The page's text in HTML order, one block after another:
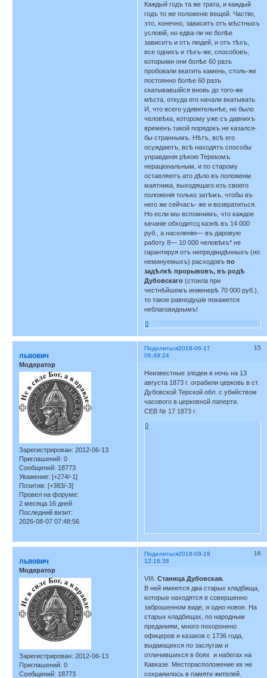
Каждый годъ та же трата, и каждый
годъ то же положеніе вещей. Частію,
это, конечно, зависитъ отъ мѣстныхъ
условій, но едва-ли не болѣе
зависитъ и отъ людей, и отъ тѣхъ,
все однихъ и тѣхъ-же, способовъ,
которыми они болѣе 60 разъ
пробовали вкатить камень, столь-же
постоянно болѣе 60 разъ
скатывавшійся вновь до того-же
мѣста, откуда его начали вкатывать.
И, что всего удивительнѣе, не было
человѣка, которому уже съ давнихъ
временъ такой порядокъ не казался-
бы страннымъ. Нѣтъ, всѣ его
осуждаютъ, всѣ находятъ способы
управденія рѣкою Терекомъ
нераціональным, и по старому
оставляютъ ато дѣло въ положеніи
маятника, выходящаго изъ своего
положенія только затѣмъ, чтобы въ
него же сейчасъ- же и возвратиться.
Но если мы вспомнимъ, что каждое
качаніе обходитсц казнѣ въ 14 000
руб., а населенію— въ даровую
работу 8— 10 000 человѣкъ* не
гарантируя отъ непредвидѣнныхъ (но
неминуемыхъ) расходовъ по
задѣлкѣ прорывовъ, въ родѣ
Дубовскаго(стоила при
честнѣйшемъ инженерѣ 70 000 руб.),
то такое равнодушіе покажется
неблаговиднымъ!
0
Поделиться 15
2018-06-17
06:49:24
львович
Модератор
Зарегистрирован: 2012-06-13
Приглашений: 0
Сообщений: 18773
Уважение: [+274/-1]
Позитив: [+383/-3]
Провел на форуме:
2 месяца 16 дней
Последний визит:
2026-08-07 07:48:56
Неизвестные злодеи в ночь на 13
августа 1873 г. ограбили церковь в ст.
Дубовской Терской обл. с убийством
часового в церковной паперти.
СЕВ № 17 1873 г.
0
Поделиться 16
2018-09-19
12:16:38
львович
Модератор
Зарегистрирован: 2012-06-13
Приглашений: 0
Сообщений: 18773
VIII.Станица Дубовская.
В ней имеются два старых кладбища,
которые находятся в совершенно
заброшенном виде, и одно новое. На
старых кладбищах, по народным
преданиям, много похоронено
офицеров и казаков с 1736 года,
выдающихся по заслугам и
отличившихся в боях и набегах на
Кавказе. Месторасположение их не
сохранилось в памяти жителей.